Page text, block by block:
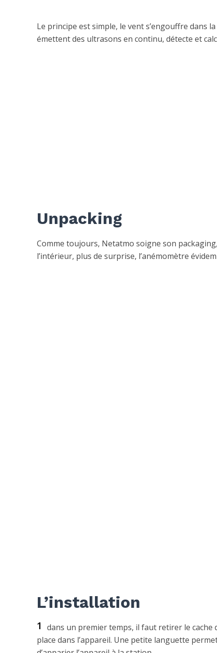
Le principe est simple, le vent s’engouffre dans
émettent des ultrasons en continu, détecte et
Unpacking
Comme toujours, Netatmo soigne son
l’intérieur, plus de surprise, l’anémomètre
L’installation
1 dans un premier temps, il faut retirer le cache
place dans l’appareil. Une petite languette